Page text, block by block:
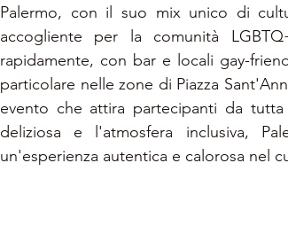
Palermo, con il suo mix unico di
accogliente per la comunità
rapidamente, con bar e locali gay-
particolare nelle zone di Piazza
evento che attira partecipanti da
deliziosa e l'atmosfera inclusiva,
un'esperienza autentica e calorosa nel